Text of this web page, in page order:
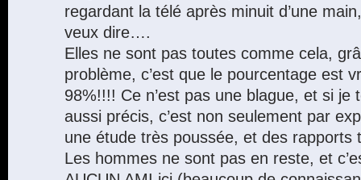
regardant la télé après minuit d’une
veux dire….
Elles ne sont pas toutes comme cela,
problème, c’est que le pourcentage est
98%!!!! Ce n’est pas une blague, et si je
aussi précis, c’est non seulement par
une étude très poussée, et des rapports
Les hommes ne sont pas en reste, et